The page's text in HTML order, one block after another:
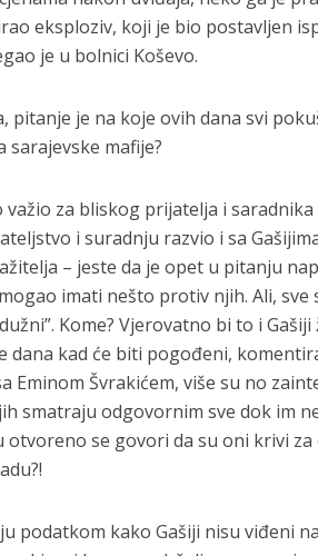
eksploziv, koji je bio postavljen
je u bolnici Koševo.
pitanje je na koje ovih dana svi
mafije?
za bliskog prijatelja i
i suradnju razvio i sa
– jeste da je opet u pitanju
imati nešto protiv njih. Ali, sve
Kome? Vjerovatno bi to i
dana kad će biti pogođeni,
Eminom Švrakićem, više su no
smatraju odgovornim sve dok im
otvoreno se govori da su oni krivi
podatkom kako Gašiji nisu viđeni